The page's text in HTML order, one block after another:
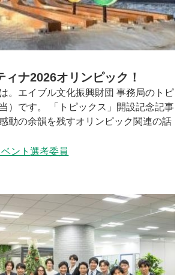
ィナ2026オリンピック！
。エイブル文化振興財団 事務局のトピ
）です。 「トピックス」開設記念記事
動の余韻を残すオリンピック関連の話
ベント選考委員